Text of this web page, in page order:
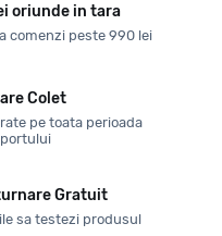
oriunde in tara
comenzi peste 990 lei
Colet
pe toata perioada
Gratuit
sa testezi produsul